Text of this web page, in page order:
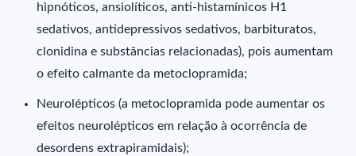
hipnóticos, ansiolíticos, anti-histamínicos H1
sedativos, antidepressivos sedativos, barbituratos,
clonidina e substâncias relacionadas), pois aumentam
o efeito calmante da metoclopramida;
Neurolépticos (a metoclopramida pode aumentar os
efeitos neurolépticos em relação à ocorrência de
desordens extrapiramidais);